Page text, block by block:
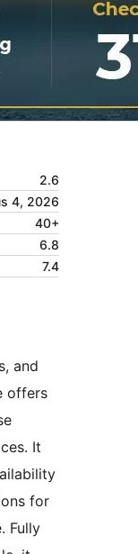
2.6
4, 2026
40+
6.8
7.4
and
offers
It
for
Fully